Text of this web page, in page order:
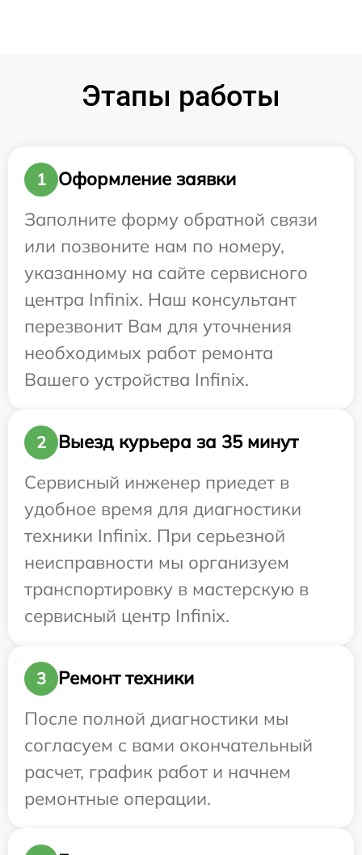
Этапы работы
1
Оформление заявки
Заполните форму обратной связи
или позвоните нам по номеру,
указанному на сайте сервисного
центра Infinix. Наш консультант
перезвонит Вам для уточнения
необходимых работ ремонта
Вашего устройства Infinix.
2
Выезд курьера за 35 минут
Сервисный инженер приедет в
удобное время для диагностики
техники Infinix. При серьезной
неисправности мы организуем
транспортировку в мастерскую в
сервисный центр Infinix.
3
Ремонт техники
После полной диагностики мы
согласуем с вами окончательный
расчет, график работ и начнем
ремонтные операции.